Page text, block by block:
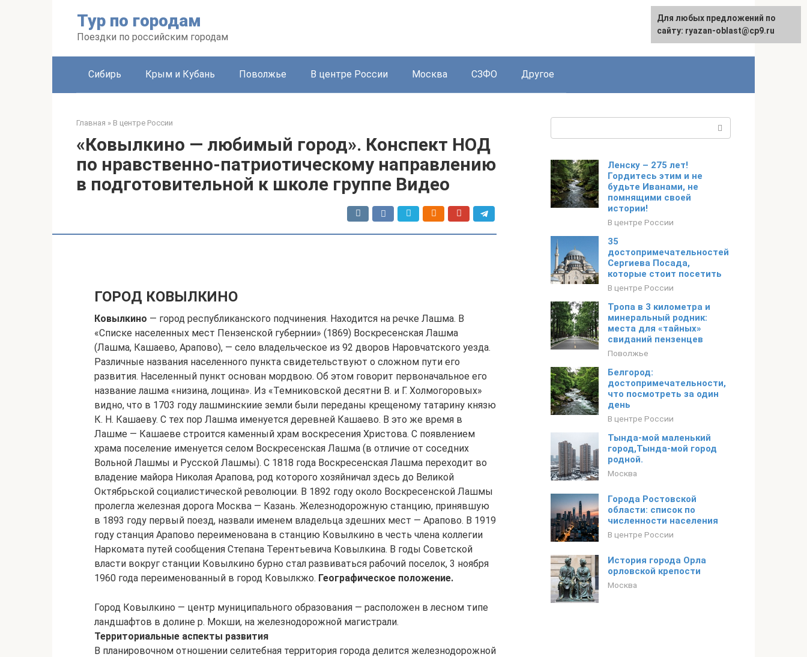
Тур по городам
Поездки по российским городам
Сибирь Крым и Кубань Поволжье В центре России Москва СЗФО Другое
Главная » В центре России
«Ковылкино — любимый город». Конспект НОД
по нравственно-патриотическому направлению
в подготовительной к школе группе Видео
ГОРОД КОВЫЛКИНО
Ковылкино — город республиканского подчинения. Находится на речке Лашма. В
«Списке населенных мест Пензенской губернии» (1869) Воскресенская Лашма
(Лашма, Кашаево, Арапово), — село владельческое из 92 дворов Наровчатского уезда.
Различные названия населенного пункта свидетельствуют о сложном пути его
развития. Населенный пункт основан мордвою. Об этом говорит первоначальное его
название лашма «низина, лощина». Из «Темниковской десятни В. и Г. Холмогоровых»
видно, что в 1703 году лашминскиие земли были переданы крещеному татарину князю
К. Н. Кашаеву. С тех пор Лашма именуется деревней Кашаево. В это же время в
Лашме — Кашаеве строится каменный храм воскресения Христова. С появлением
храма поселение именуется селом Воскресенская Лашма (в отличие от соседних
Вольной Лашмы и Русской Лашмы). С 1818 года Воскресенская Лашма переходит во
владение майора Николая Арапова, род которого хозяйничал здесь до Великой
Октябрьской социалистической революции. В 1892 году около Воскресенской Лашмы
пролегла железная дорога Москва — Казань. Железнодорожную станцию, принявшую
в 1893 году первый поезд, назвали именем владельца здешних мест — Арапово. В 1919
году станция Арапово переименована в станцию Ковылкино в честь члена коллегии
Наркомата путей сообщения Степана Терентьевича Ковылкина. В годы Советской
власти вокруг станции Ковылкино бурно стал развиваться рабочий поселок, 3 ноября
1960 года переименованный в город Ковылкжо. Географическое положение.
Город Ковылкино — центр муниципального образования — расположен в лесном типе
ландшафтов в долине р. Мокши, на железнодорожной магистрали.
Территориальные аспекты развития
В планировочном отношении селитебная территория города де­лится железнодорожной
Ленску – 275 лет!
Гордитесь этим и не
будьте Иванами, не
помнящими своей
истории!
В центре России
35
достопримечательностей
Сергиева Посада,
которые стоит посетить
В центре России
Тропа в 3 километра и
минеральный родник:
места для «тайных»
свиданий пензенцев
Поволжье
Белгород:
достопримечательности,
что посмотреть за один
день
В центре России
Тында-мой маленький
город,Тында-мой город
родной.
Москва
Города Ростовской
области: список по
численности населения
В центре России
История города Орла
орловской крепости
Москва
Для любых предложений по
сайту: ryazan-oblast@cp9.ru